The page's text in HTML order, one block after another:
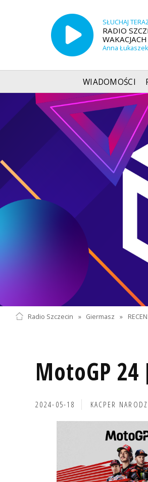
SŁUCHAJ
RADIO
Anna Łukaszek
WIADOMOŚCI
Radio Szczecin » Giermasz »
MotoGP 24
2024-05-18 KACPER